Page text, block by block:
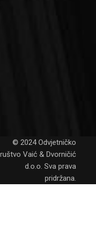
© 2024 Odvjetničko
Vaić & Dvorničić
d.o.o. Sva prava
pridržana.